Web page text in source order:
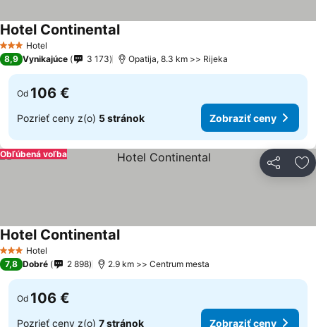
3 Počet hviezdičiek
Hotel
Hotel ContinentalZobraziť ceny
8,9 Vynikajúce 3 173 Opatija, 8.3 km >> Rijeka
Od 106 €
Pozrieť ceny z(o) 5 stránok Zobraziť ceny
Zdieľať
Obľúbená voľba
3 Počet hviezdičiek
Hotel
Hotel ContinentalZobraziť ceny
7,8 Dobré 2 898 2.9 km >> Centrum mesta
Od 106 €
Pozrieť ceny z(o) 7 stránok Zobraziť ceny